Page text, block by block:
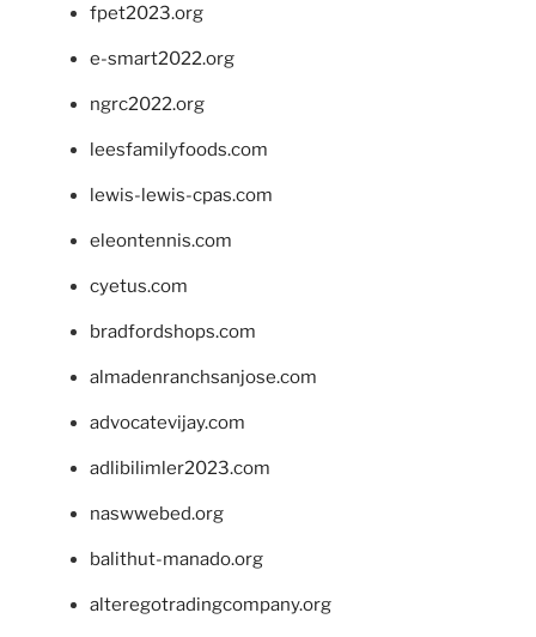
fpet2023.org
e-smart2022.org
ngrc2022.org
leesfamilyfoods.com
lewis-lewis-cpas.com
eleontennis.com
cyetus.com
bradfordshops.com
almadenranchsanjose.com
advocatevijay.com
adlibilimler2023.com
naswwebed.org
balithut-manado.org
alteregotradingcompany.org